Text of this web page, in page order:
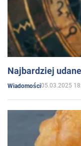
Najbardziej
Wiadomości05.03.2025